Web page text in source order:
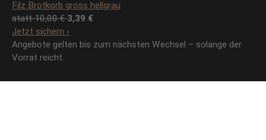
Filz Brotkorb gross hellgrau
statt 10,00 €3,39 €
Jetzt sichern ›
Angebote gelten bis zum nächsten Wechsel – solange der
Vorrat reicht.